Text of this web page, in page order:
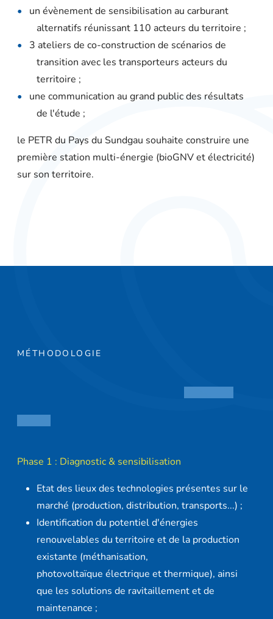
un évènement de sensibilisation au carburant
alternatifs réunissant 110 acteurs du territoire ;
3 ateliers de co-construction de scénarios de
transition avec les transporteurs acteurs du
territoire ;
une communication au grand public des résultats
de l'étude ;
le PETR du Pays du Sundgau souhaite construire une
première station multi-énergie (bioGNV et électricité)
sur son territoire.
MÉTHODOLOGIE
Phase 1 : Diagnostic & sensibilisation
Etat des lieux des technologies présentes sur le
marché (production, distribution, transports...) ;
Identification du potentiel d'énergies
renouvelables du territoire et de la production
existante (méthanisation,
photovoltaïque électrique et thermique), ainsi
que les solutions de ravitaillement et de
maintenance ;